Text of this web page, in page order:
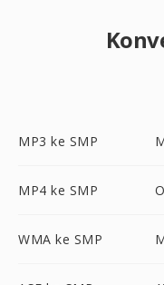
MP3 ke SMP
MP4 ke SMP
WMA ke SMP